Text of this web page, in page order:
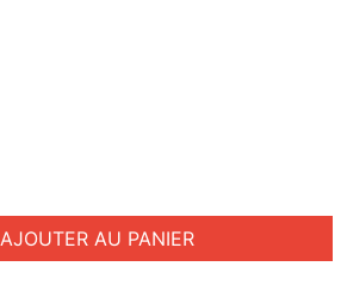
AJOUTER AU PANIER